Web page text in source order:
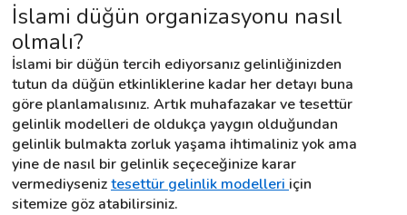
İletişim
Kariyer
Blog
İslami düğün organizasyonu nasıl
olmalı?
İslami bir düğün tercih ediyorsanız gelinliğinizden
tutun da düğün etkinliklerine kadar her detayı buna
göre planlamalısınız. Artık muhafazakar ve tesettür
gelinlik modelleri de oldukça yaygın olduğundan
gelinlik bulmakta zorluk yaşama ihtimaliniz yok ama
yine de nasıl bir gelinlik seçeceğinize karar
vermediyseniz tesettür gelinlik modelleri için
sitemize göz atabilirsiniz.